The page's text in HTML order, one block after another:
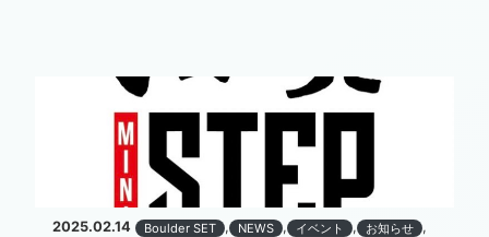
2025.02.14 Boulder SET , NEWS , イベント , お知らせ ,